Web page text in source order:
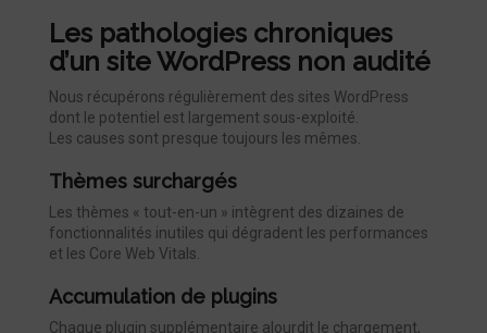
Les pathologies chroniques
d’un site WordPress non audité
Nous récupérons régulièrement des sites WordPress
dont le potentiel est largement sous-exploité.
Les causes sont presque toujours les mêmes.
Thèmes surchargés
Les thèmes « tout-en-un » intègrent des dizaines de
fonctionnalités inutiles qui dégradent les performances
et les Core Web Vitals.
Accumulation de plugins
Chaque plugin supplémentaire alourdit le chargement,